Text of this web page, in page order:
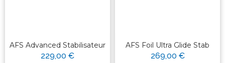
AFS Advanced Stabilisateur
229,00 €
AFS Foil Ultra Glide Stab
269,00 €